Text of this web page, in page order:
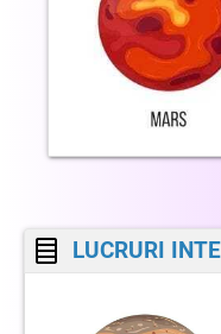
fierbinte
500 de grade
Numele
culoare